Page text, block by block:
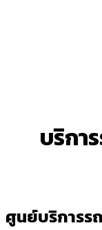
บริกา
ศูนย์บริการร